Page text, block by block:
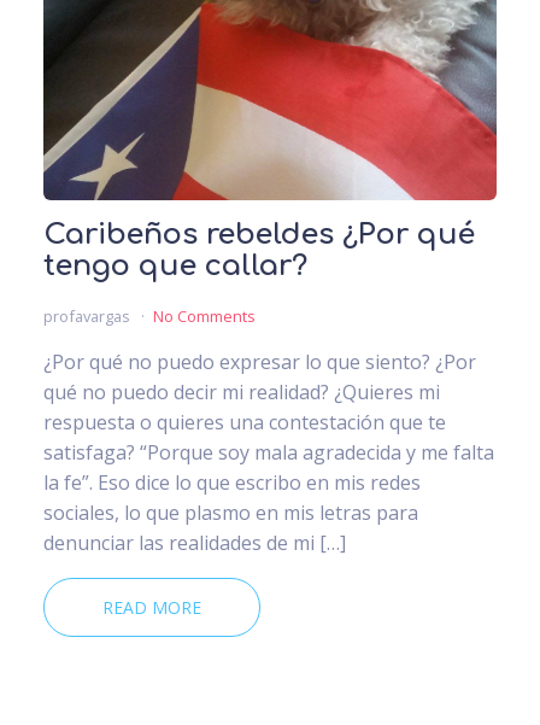
Caribeños rebeldes ¿Por qué
tengo que callar?
profavargas No Comments
¿Por qué no puedo expresar lo que siento? ¿Por
qué no puedo decir mi realidad? ¿Quieres mi
respuesta o quieres una contestación que te
satisfaga? “Porque soy mala agradecida y me falta
la fe”. Eso dice lo que escribo en mis redes
sociales, lo que plasmo en mis letras para
denunciar las realidades de mi […]
READ MORE